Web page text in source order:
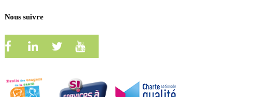
Nous suivre